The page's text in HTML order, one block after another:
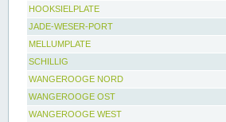
HOOKSIELPLATE
JADE-WESER-PORT
MELLUMPLATE
SCHILLIG
WANGEROOGE NORD
WANGEROOGE OST
WANGEROOGE WEST